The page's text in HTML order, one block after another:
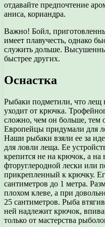
отдавайте предпочтение
аниса, кориандра.
Важно! Бойл,
имеет плавучесть, однако
служить дольше.
быстрее других.
Оснастка
Рыбаки подметили, что лещ
уходит от крючка.
сложно, чем он больше, тем
Европейцы придумали для
Наши рыбаки взяли ее за
для ловли леща. Ее
крепится не на крючок, а на
фторуглеродной лески или
прикрепленный к крючку.
сантиметров до 1 метра.
плохом клеве, а при
25 сантиметров. Рыба
ней надлежит крючок,
только от мастерства